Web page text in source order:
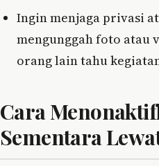
Ingin menjaga privasi
mengunggah foto atau
orang lain tahu
Cara
Sementara